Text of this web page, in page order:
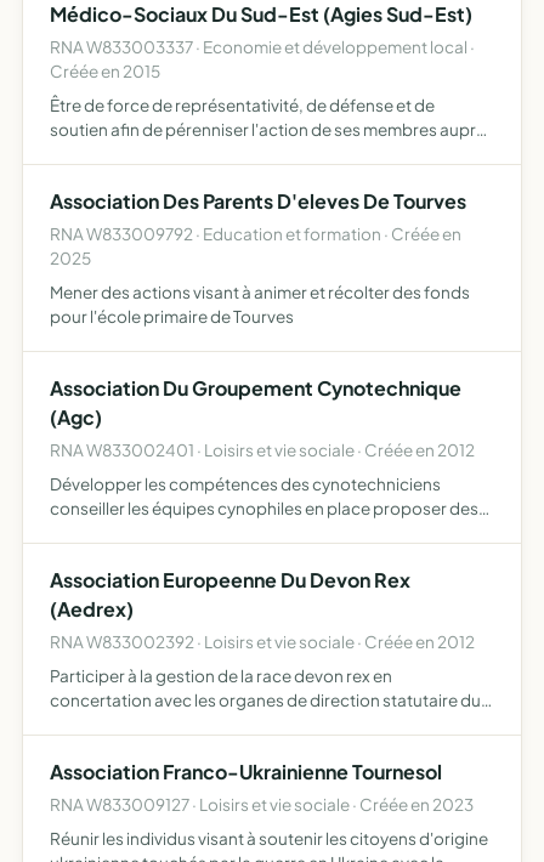
Médico-Sociaux Du Sud-Est (Agies Sud-Est)
RNA W833003337 · Economie et développement local ·
Créée en 2015
Être de force de représentativité, de défense et de
soutien afin de pérenniser l'action de ses membres auprès
mener…
Association Des Parents D'eleves De Tourves
RNA W833009792 · Education et formation · Créée en
2025
Mener des actions visant à animer et récolter des fonds
pour l'école primaire de Tourves
Association Du Groupement Cynotechnique
(Agc)
RNA W833002401 · Loisirs et vie sociale · Créée en 2012
Développer les compétences des cynotechniciens
conseiller les équipes cynophiles en place proposer des
équipes cynophi…
Association Europeenne Du Devon Rex
(Aedrex)
RNA W833002392 · Loisirs et vie sociale · Créée en 2012
Participer à la gestion de la race devon rex en
concertation avec les organes de direction statutaire du
si…
Association Franco-Ukrainienne Tournesol
RNA W833009127 · Loisirs et vie sociale · Créée en 2023
Réunir les individus visant à soutenir les citoyens d'origine